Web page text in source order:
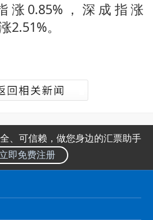
涨0.85%，深成指涨
2.51%。
、可信赖，做您身边的汇票助手
立即免费注册